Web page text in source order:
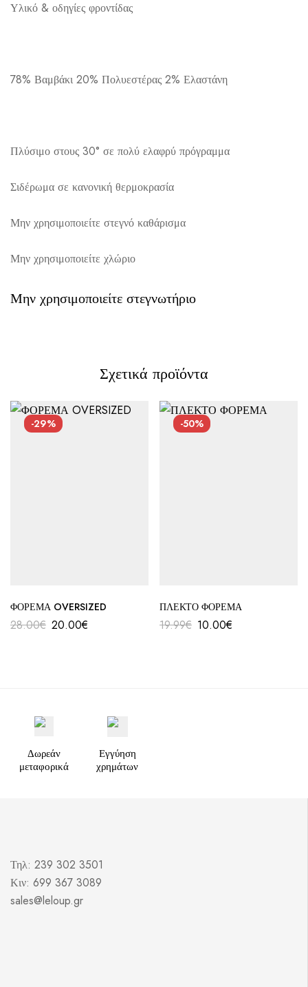
Υλικό & οδηγίες φροντίδας
78% Βαμβάκι 20% Πολυεστέρας 2% Ελαστάνη
Πλύσιμο στους 30° σε πολύ ελαφρύ πρόγραμμα
Σιδέρωμα σε κανονική θερμοκρασία
Μην χρησιμοποιείτε στεγνό καθάρισμα
Μην χρησιμοποιείτε χλώριο
Μην χρησιμοποιείτε στεγνωτήριο
Αντικαταβολή: 2,50€
Σχετικά προϊόντα
-29%
ΦΟΡΕΜΑ OVERSIZED
28.00€ 20.00€
-50%
ΠΛΕΚΤΟ ΦΟΡΕΜΑ
19.99€ 10.00€
Δωρεάν
μεταφορικά
Εγγύηση
χρημάτων
Τηλ: 239 302 3501
Κιν: 699 367 3089
sales@leloup.gr